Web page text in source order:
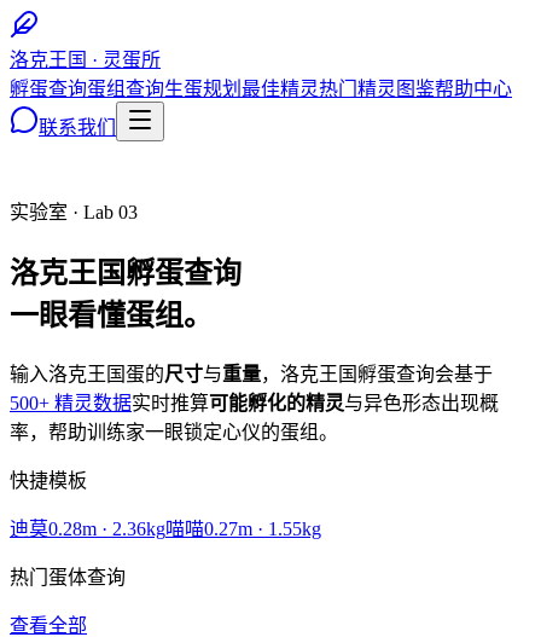
洛克王国 · 灵蛋所
孵蛋查询蛋组查询生蛋规划 最佳精灵热门精灵图鉴帮助中心
联系我们
实验室 · Lab 03
洛克王国孵蛋查询
一眼看懂蛋组。
输入洛克王国蛋的尺寸与重量，洛克王国孵蛋查询会基于
500+ 精灵数据实时推算可能孵化的精灵与异色形态出现概
率，帮助训练家一眼锁定心仪的蛋组。
快捷模板
迪莫0.28m · 2.36kg喵喵0.27m · 1.55kg
热门蛋体查询
查看全部